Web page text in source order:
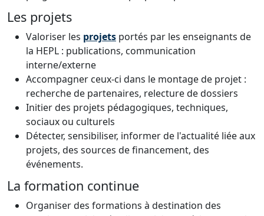
Les projets
Valoriser les projets portés par les enseignants de
la HEPL : publications, communication
interne/externe
Accompagner ceux-ci dans le montage de projet :
recherche de partenaires, relecture de dossiers
Initier des projets pédagogiques, techniques,
sociaux ou culturels
Détecter, sensibiliser, informer de l'actualité liée aux
projets, des sources de financement, des
événements.
La formation continue
Organiser des formations à destination des